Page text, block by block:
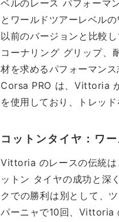
ベルのレース パフォーマ
とワールドツアーレベル
以前のバージョンと比較
コーナリング グリップ、
材を求めるパフォーマンス
Corsa PRO は、Vittoria
を使用しており、トレッ
コットンタイヤ：ワ
Vittoria のレースの伝統は
ットン タイヤの成功と深
クでの勝利は別として、
パーニャで10回、Vittoria